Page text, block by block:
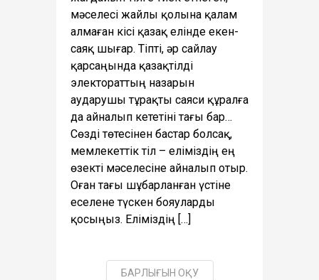
мәселесі жайлы қолына қалам
алмаған кісі қазақ елінде екен-
саяқ шығар. Тіпті, әр сайлау
қарсаңында қазақтілді
электораттың назарын
аударушы тұрақты саяси құралға
да айналып кететіні тағы бар…
Сөзді төтесінен бастар болсақ,
мемлекеттік тіл – еліміздің ең
өзекті мәселесіне айналып отыр.
Оған тағы шұбарланған үстіне
еселене түскен бояуларды
қосыңыз. Еліміздің […]
БАРЛЫҒЫН ОҚУ